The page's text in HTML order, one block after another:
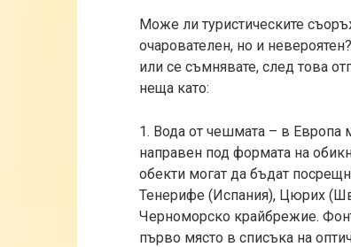
Може ли туристическите
очарователен, но и
или се съмнявате, след това
неща като:
1. Вода от чешмата – в Европа
направен под формата на
обекти могат да бъдат
Тенерифе (Испания), Цюрих
Черноморско крайбрежие.
първо място в списъка на